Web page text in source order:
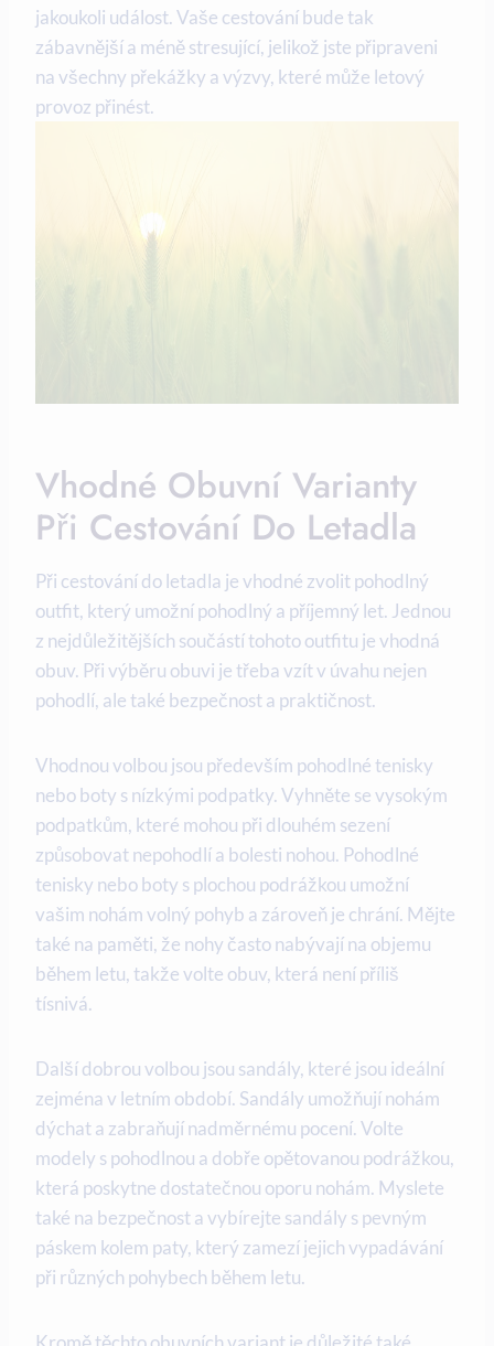
jakoukoli událost. Vaše cestování bude tak
zábavnější a méně stresující, jelikož jste připraveni
na všechny překážky a výzvy, které může letový
provoz přinést.
Vhodné Obuvní Varianty
Při Cestování Do Letadla
Při cestování do letadla je vhodné zvolit pohodlný
outfit, který umožní pohodlný a příjemný let. Jednou
z nejdůležitějších součástí tohoto outfitu je vhodná
obuv. Při výběru obuvi je třeba vzít v úvahu nejen
pohodlí, ale také bezpečnost a praktičnost.
Vhodnou volbou jsou především pohodlné tenisky
nebo boty s nízkými podpatky. Vyhněte se vysokým
podpatkům, které mohou při dlouhém sezení
způsobovat nepohodlí a bolesti nohou. Pohodlné
tenisky nebo boty s plochou podrážkou umožní
vašim nohám volný pohyb a zároveň je chrání. Mějte
také na paměti, že nohy často nabývají na objemu
během letu, takže volte obuv, která není příliš
tísnivá.
Další dobrou volbou jsou sandály, které jsou ideální
zejména v letním období. Sandály umožňují nohám
dýchat a zabraňují nadměrnému pocení. Volte
modely s pohodlnou a dobře opětovanou podrážkou,
která poskytne dostatečnou oporu nohám. Myslete
také na bezpečnost a vybírejte sandály s pevným
páskem kolem paty, který zamezí jejich vypadávání
při různých pohybech během letu.